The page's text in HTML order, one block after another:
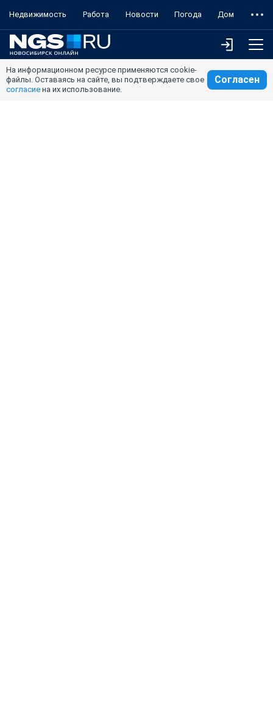
Недвижимость Работа Новости Погода Дом
На информационном ресурсе применяются cookie-
файлы. Оставаясь на сайте, вы подтверждаете свое
согласие на их использование.
Согласен